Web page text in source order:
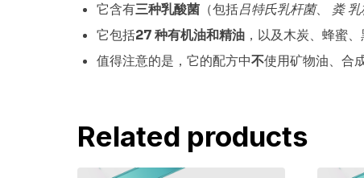
它含有三种乳酸菌 （包括吕特氏乳杆菌、 粪
它包括27 种有机油和精油 ，以及木炭、蜂蜜
值得注意的是，它的配方中不使用矿物油、合
Related products